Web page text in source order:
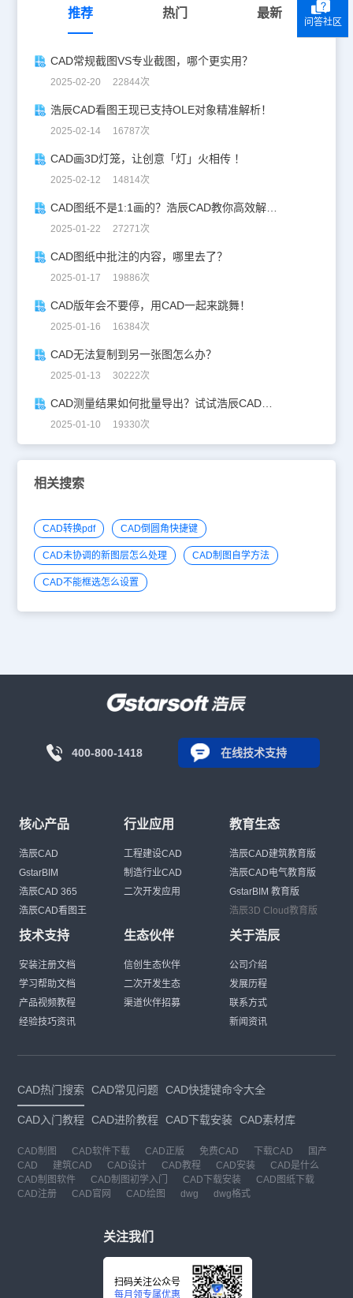
推荐 热门 最新
CAD常规截图VS专业截图，哪个更实用？
2025-02-20 22844次
浩辰CAD看图王现已支持OLE对象精准解析！
2025-02-14 16787次
CAD画3D灯笼，让创意「灯」火相传 ！
2025-02-12 14814次
CAD图纸不是1:1画的？浩辰CAD教你高效解决！
2025-01-22 27271次
CAD图纸中批注的内容，哪里去了？
2025-01-17 19886次
CAD版年会不要停，用CAD一起来跳舞！
2025-01-16 16384次
CAD无法复制到另一张图怎么办？
2025-01-13 30222次
CAD测量结果如何批量导出？试试浩辰CAD看图王！
2025-01-10 19330次
相关搜索
CAD转换pdf CAD倒圆角快捷键
CAD未协调的新图层怎么处理 CAD制图自学方法
CAD不能框选怎么设置
400-800-1418 在线技术支持
核心产品
浩辰CAD
GstarBIM
浩辰CAD 365
浩辰CAD看图王
行业应用
工程建设CAD
制造行业CAD
二次开发应用
教育生态
浩辰CAD建筑教育版
浩辰CAD电气教育版
GstarBIM 教育版
浩辰3D Cloud教育版
技术支持
安装注册文档
学习帮助文档
产品视频教程
经验技巧资讯
生态伙伴
信创生态伙伴
二次开发生态
渠道伙伴招募
关于浩辰
公司介绍
发展历程
联系方式
新闻资讯
CAD热门搜索 CAD常见问题 CAD快捷键命令大全
CAD入门教程 CAD进阶教程 CAD下载安装 CAD素材库
CAD制图 CAD软件下载 CAD正版 免费CAD 下载CAD
国产
CAD
建筑CAD CAD设计 CAD教程 CAD安装
CAD是什么
CAD制图软件
CAD制图初学入门 CAD下载安装
CAD图纸下载
CAD注册
CAD官网 CAD绘图 dwg dwg格式
关注我们
扫码关注公众号
每月领专属优惠
问答社区